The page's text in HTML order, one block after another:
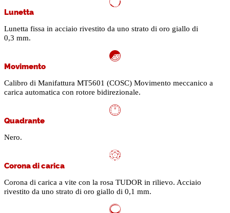
Lunetta
Lunetta fissa in acciaio rivestito da uno strato di oro giallo di
0,3 mm.
Movimento
Calibro di Manifattura MT5601 (COSC) Movimento meccanico a
carica automatica con rotore bidirezionale.
Quadrante
Nero.
Corona di carica
Corona di carica a vite con la rosa TUDOR in rilievo. Acciaio
rivestito da uno strato di oro giallo di 0,1 mm.